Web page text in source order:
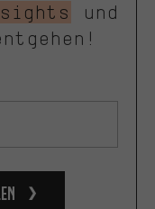
und